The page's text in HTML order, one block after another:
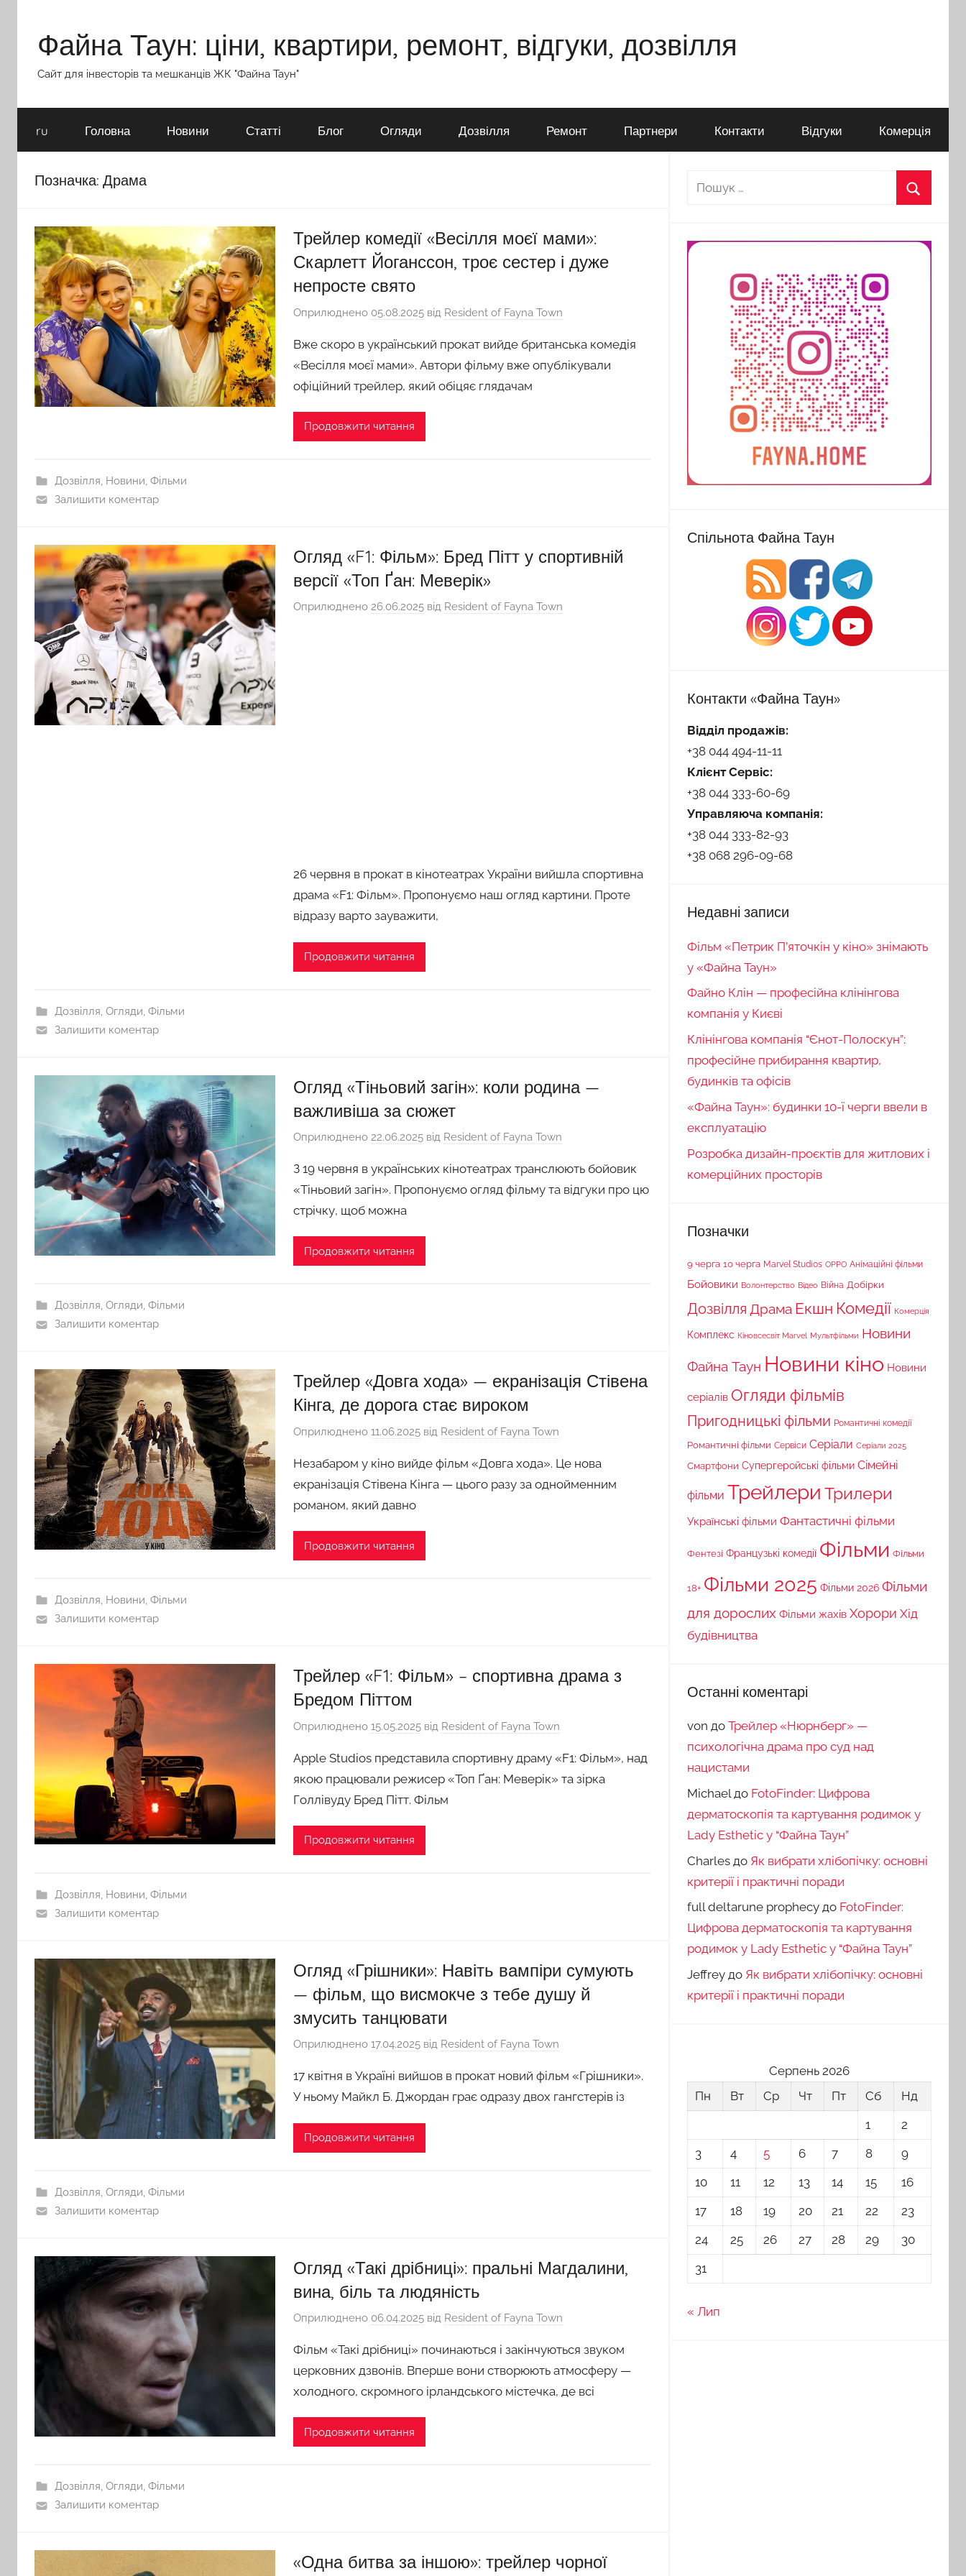
вмістуФайна Таун: ціни, квартири, ремонт, відгуки, дозвілля
Сайт для інвесторів та мешканців ЖК "Файна Таун"
ru Головна Новини Статті Блог Огляди Дозвілля Ремонт Партнери Контакти Відгуки Комерція
Позначка: Драма
Трейлер комедії «Весілля моєї мами»:
Скарлетт Йоганссон, троє сестер і дуже
непросте свято
Оприлюднено 05.08.2025 від Resident of Fayna Town
Вже скоро в український прокат вийде британська комедія
«Весілля моєї мами». Автори фільму вже опублікували
офіційний трейлер, який обіцяє глядачам
Продовжити читання
Дозвілля, Новини, Фільми
Залишити коментар
Огляд «F1: Фільм»: Бред Пітт у спортивній
версії «Топ Ґан: Меверік»
Оприлюднено26.06.2025 від Resident of Fayna Town
26 червня в прокат в кінотеатрах України вийшла спортивна
драма «F1: Фільм». Пропонуємо наш огляд картини. Проте
відразу варто зауважити,
Продовжити читання
Дозвілля Огляди Фільми
Залишити коментар
Огляд «Тіньовий загін»: коли родина —
важливіша за сюжет
Оприлюднено22.06.2025 від Resident of Fayna Town
З 19 червня в українських кінотеатрах транслюють бойовик
«Тіньовий загін». Пропонуємо огляд фільму та відгуки про цю
стрічку, щоб можна
Продовжити читання
Дозвілля, Огляди, Фільми
Залишити коментар
Трейлер «Довга хода» — екранізація Стівена
Кінга, де дорога стає вироком
Оприлюднено11.06.2025 від Resident of Fayna Town
Незабаром у кіно вийде фільм «Довга хода». Це нова
екранізація Стівена Кінга — цього разу за однойменним
романом, який давно
Продовжити читання
Дозвілля, Новини, Фільми
Залишити коментар
Трейлер «F1: Фільм» – спортивна драма з
Бредом Піттом
Оприлюднено15.05.2025 від Resident of Fayna Town
Apple Studios представила спортивну драму «F1: Фільм», над
якою працювали режисер «Топ Ґан: Меверік» та зірка
Голлівуду Бред Пітт. Фільм
Продовжити читання
Дозвілля, Новини, Фільми
Залишити коментар
Огляд «Грішники»: Навіть вампіри сумують
— фільм, що висмокче з тебе душу й
змусить танцювати
Оприлюднено17.04.2025 від Resident of Fayna Town
17 квітня в Україні вийшов в прокат новий фільм «Грішники».
У ньому Майкл Б. Джордан грає одразу двох гангстерів із
Продовжити читання
Дозвілля Огляди Фільми
Залишити коментар
Огляд «Такі дрібниці»: пральні Магдалини,
вина, біль та людяність
Оприлюднено 06.04.2025 від Resident of Fayna Town
Фільм «Такі дрібниці» починаються і закінчуються звуком
церковних дзвонів. Вперше вони створюють атмосферу —
холодного, скромного ірландського містечка, де всі
Продовжити читання
Дозвілля, Огляди, Фільми
Залишити коментар
«Одна битва за іншою»: трейлер чорної
Пошук:
Спільнота Файна Таун
Контакти «Файна Таун»
Відділ продажів:
+38 044 494-11-11
Клієнт Сервіс:
+38 044 333-60-69
Управляюча компанія:
+38 044 333-82-93
+38 068 296-09-68
Недавні записи
Фільм «Петрик П’яточкін у кіно» знімають
у «Файна Таун»
Файно Клін — професійна клінінгова
компанія у Києві
Клінінгова компанія “Єнот-Полоскун”:
професійне прибирання квартир,
будинків та офісів
«Файна Таун»: будинки 10-ї черги ввели в
експлуатацію
Розробка дизайн-проєктів для житлових і
комерційних просторів
Позначки
9 черга 10 черга Marvel Studios OPPO Анімаційні фільми
Бойовики Волонтерство Відео Війна Добірки
Дозвілля Драма Екшн Комедії Комерція
Комплекс Кіновсесвіт Marvel Мультфільми Новини
Файна Таун Новини кіно Новини
серіалів Огляди фільмів
Пригодницькі фільми Романтичні комедії
Романтичні фільми Сервіси Серіали Серіали 2025
Смартфони Супергеройські фільми Сімейні
фільми Трейлери Трилери
Українські фільми Фантастичні фільми
Фентезі Французькі комедії Фільми Фільми
18+ Фільми 2025 Фільми 2026 Фільми
для дорослих Фільми жахів Хорори Хід
будівництва
Останні коментарі
von до Трейлер «Нюрнберг» —
психологічна драма про суд над
нацистами
Michael до FotoFinder: Цифрова
дерматоскопія та картування родимок у
Lady Esthetic у “Файна Таун”
Charlesдо Як вибрати хлібопічку: основні
критерії і практичні поради
full deltarune prophecyдо FotoFinder:
Цифрова дерматоскопія та картування
родимок у Lady Esthetic у “Файна Таун”
Jeffreyдо Як вибрати хлібопічку: основні
критерії і практичні поради
Серпень 2026
Пн
Вт Ср Чт Пт Сб
Нд
1
2
3
4 5 6 7 8
9
10
11 12 13 14 15
16
17
18 19 20 21 22
23
24
25 26 27 28 29
30
31
« Лип